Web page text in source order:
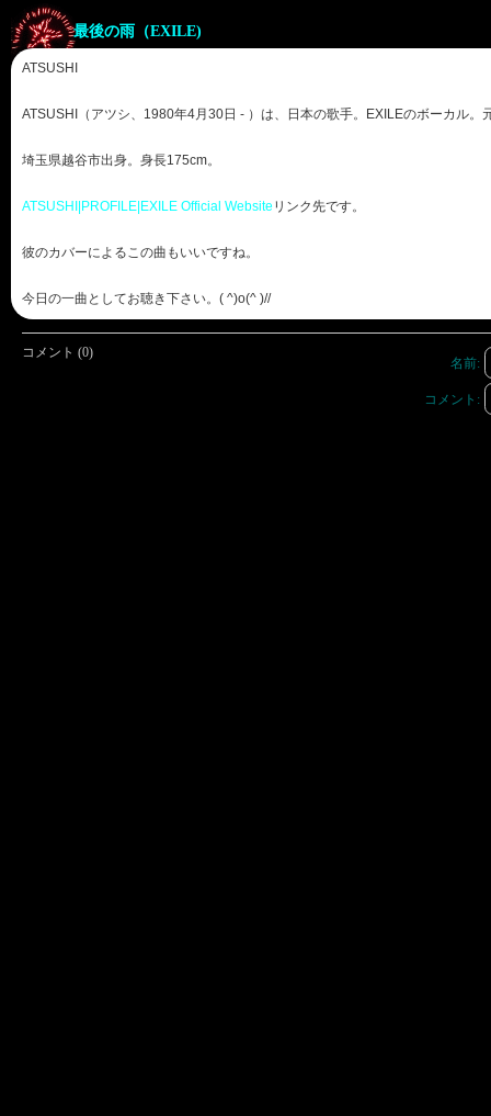
最後の雨（EXILE)
ATSUSHI
ATSUSHI（アツシ、1980年4月30日 - ）は、日本の歌手。EXILEのボーカル。
埼玉県越谷市出身。身長175cm。
ATSUSHI|PROFILE|EXILE Official Website リンク先です。
彼のカバーによるこの曲もいいですね。
今日の一曲としてお聴き下さい。( ^)o(^ )//
コメント (0)
名前:
コメント: